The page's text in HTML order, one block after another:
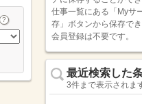
仕事一覧にある「Myサ
存」ボタンから保存でき
会員登録は不要です。
最近検索した
3件まで表示されま